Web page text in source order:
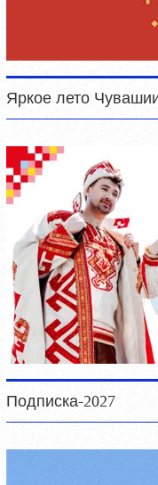
Яркое лето
Подписка-2027